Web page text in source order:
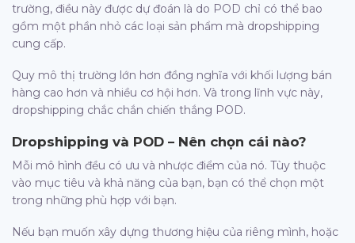
trường, điều này được dự đoán là do POD chỉ có thể bao
gồm một phần nhỏ các loại sản phẩm mà dropshipping
cung cấp.
Quy mô thị trường lớn hơn đồng nghĩa với khối lượng bán
hàng cao hơn và nhiều cơ hội hơn. Và trong lĩnh vực này,
dropshipping chắc chắn chiến thắng POD.
Dropshipping và POD – Nên chọn cái nào?
Mỗi mô hình đều có ưu và nhược điểm của nó. Tùy thuộc
vào mục tiêu và khả năng của bạn, bạn có thể chọn một
trong những phù hợp với bạn.
Nếu bạn muốn xây dựng thương hiệu của riêng mình, hoặc